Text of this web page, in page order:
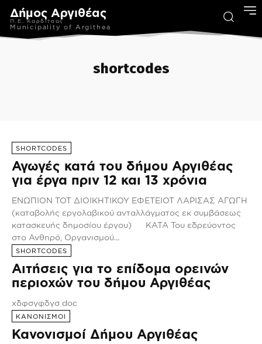
Δήμος Αργιθέας
Π.Ε. Καρδίτσας
Municipality of Argithea
shortcodes
SHORTCODES
Αγωγές κατά του δήμου Αργιθέας
για έργα πριν 12 και 13 χρόνια
ΕΝΩΠΙΟΝ TOT ΔΙΟΙΚΗΤΙΚΟΥ ΕΦΕΤΕΙΟΤ ΛΑΡΙΣΑΣ ΑΓΩΓΗ
(καταβολής εργολαβικού ανταλλάγματος εκ συμβάσεως
κατασκευής δημοσίου έργου) ΚΑΤΑ Του εδρεύοντος
στο Ανθηρό, Οργανισμού...
SHORTCODES
Αιτήσεις για το επίδομα ορεινών
περιοχών του δήμου Αργιθέας
χδφσγφδγσ doc
ΚΑΝΟΝΙΣΜΟΙ
Κανονισμοί Δήμου Αργιθέας